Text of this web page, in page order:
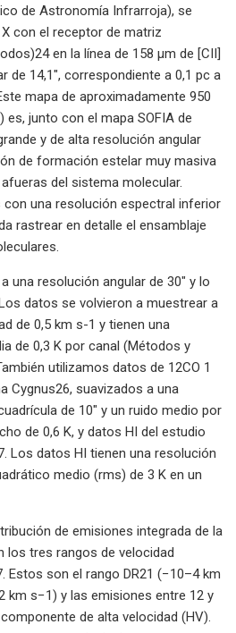
de Astronomía Infrarroja), se
con el receptor de matriz
en la línea de 158 μm de [CII]
de 14,1″, correspondiente a 0,1 pc a
mapa de aproximadamente 950
junto con el mapa SOFIA de
y de alta resolución angular
de formación estelar muy masiva
del sistema molecular.
una resolución espectral inferior
rastrear en detalle el ensamblaje
una resolución angular de 30″ y lo
datos se volvieron a muestrear a
de 0,5 km s-1 y tienen una
de 0,3 K por canal (Métodos y
utilizamos datos de 12CO 1
Cygnus26, suavizados a una
de 10″ y un ruido medio por
de 0,6 K, y datos HI del estudio
Los datos HI tienen una resolución
medio (rms) de 3 K en un
de emisiones integrada de la
los tres rangos de velocidad
Estos son el rango DR21 (−10–4 km
km s−1) y las emisiones entre 12 y
de alta velocidad (HV).